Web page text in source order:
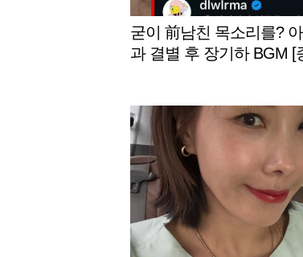
굳이 前남친 목소리를?
과 결별 후 장기하 BGM [